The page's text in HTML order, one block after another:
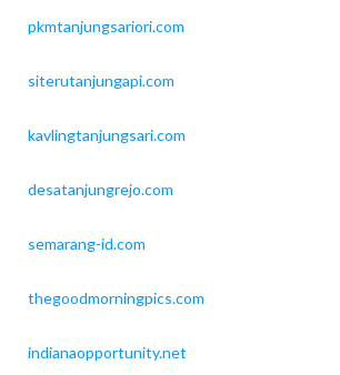
pkmtanjungsariori.com
siterutanjungapi.com
kavlingtanjungsari.com
desatanjungrejo.com
semarang-id.com
thegoodmorningpics.com
indianaopportunity.net